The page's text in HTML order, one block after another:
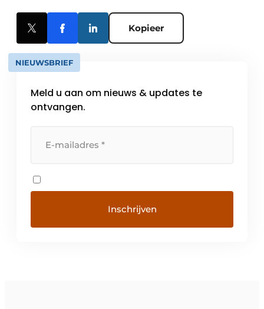
Kopieer
NIEUWSBRIEF
Meld u aan om nieuws & updates te
ontvangen.